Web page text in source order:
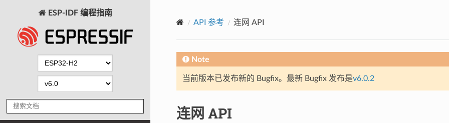
ESP-IDF 编程指南
API 参考 连网 API
Note
当前版本已发布新的 Bugfix。最新 Bugfix 发布是v6.0.2
连网 API